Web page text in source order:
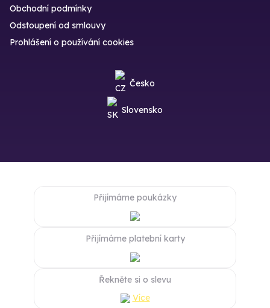
Obchodní podmínky
Odstoupení od smlouvy
Prohlášení o používání cookies
Česko
Slovensko
Přijímáme poukázky
Přijímáme platební karty
Řekněte si o slevu
Více